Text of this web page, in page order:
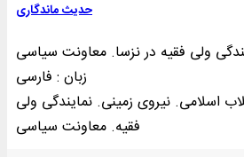
حدیث ماندگاری
ولی فقیه در نزسا. معاونت سیاسی
زبان : فارسی
اسلامی. نیروی زمینی. نمایندگی ولی
فقیه. معاونت سیاسی